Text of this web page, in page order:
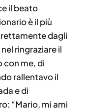
il beato
è il più
dagli
ringraziare il
con me, di
rallentavo il
e di
“Mario, mi ami